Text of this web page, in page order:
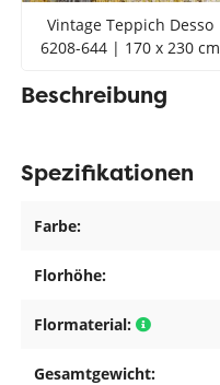
Vintage Teppich Desso
6208-644 | 170 x 230 cm
Beschreibung
Spezifikationen
Farbe:
Florhöhe:
Flormaterial:
Gesamtgewicht: